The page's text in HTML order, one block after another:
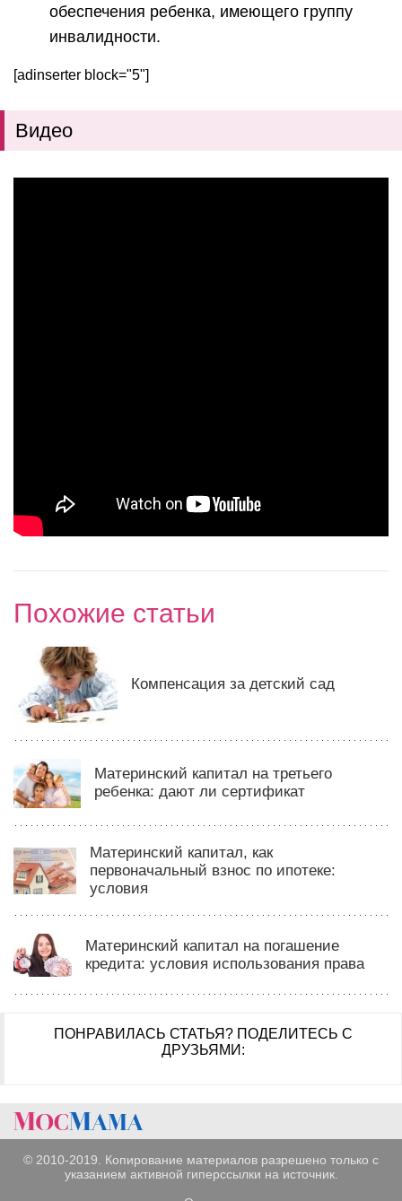
обеспечения ребенка, имеющего группу
инвалидности.
[adinserter block="5"]
Видео
Похожие статьи
Компенсация за детский сад
Материнский капитал на третьего
ребенка: дают ли сертификат
Материнский капитал, как
первоначальный взнос по ипотеке:
условия
Материнский капитал на погашение
кредита: условия использования права
ПОНРАВИЛАСЬ СТАТЬЯ? ПОДЕЛИТЕСЬ С
ДРУЗЬЯМИ:
© 2010-2019. Копирование материалов разрешено только с
указанием активной гиперссылки на источник.